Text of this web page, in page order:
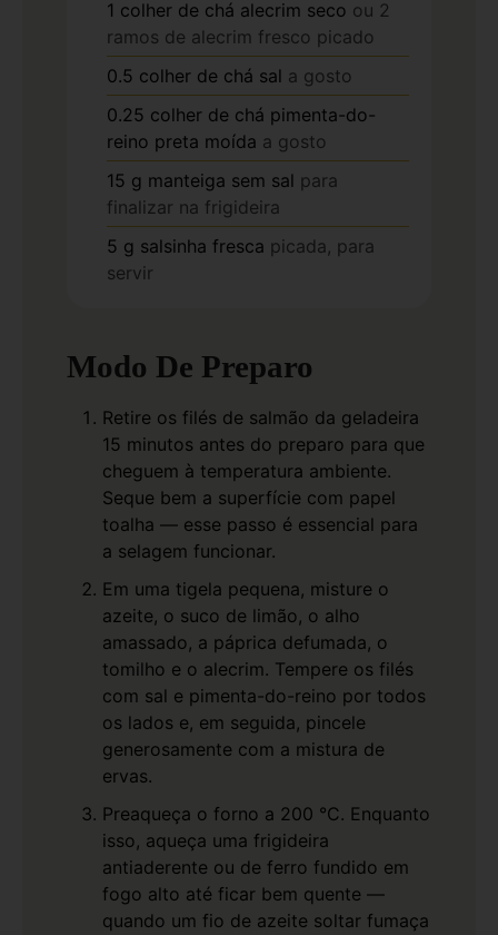
1 colher de chá alecrim seco ou 2
ramos de alecrim fresco picado
0.5 colher de chá sal a gosto
0.25 colher de chá pimenta-do-
reino preta moída a gosto
15 g manteiga sem sal para
finalizar na frigideira
5 g salsinha fresca picada, para
servir
Modo De Preparo
Retire os filés de salmão da geladeira
15 minutos antes do preparo para que
cheguem à temperatura ambiente.
Seque bem a superfície com papel
toalha — esse passo é essencial para
a selagem funcionar.
Em uma tigela pequena, misture o
azeite, o suco de limão, o alho
amassado, a páprica defumada, o
tomilho e o alecrim. Tempere os filés
com sal e pimenta-do-reino por todos
os lados e, em seguida, pincele
generosamente com a mistura de
ervas.
Preaqueça o forno a 200 °C. Enquanto
isso, aqueça uma frigideira
antiaderente ou de ferro fundido em
fogo alto até ficar bem quente —
quando um fio de azeite soltar fumaça